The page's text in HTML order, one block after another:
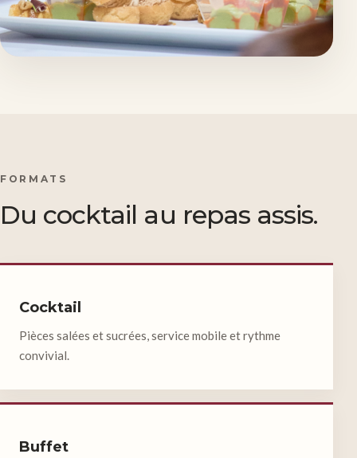
FORMATS
Du cocktail au repas assis.
Cocktail
Pièces salées et sucrées, service mobile et rythme
convivial.
Buffet